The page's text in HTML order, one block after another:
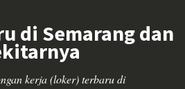
di Semarang dan
kerja (loker) terbaru di